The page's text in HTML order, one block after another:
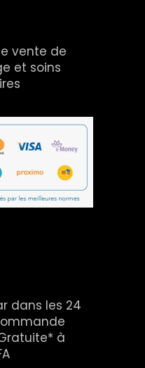
vente de
et soins
dans les 24
à